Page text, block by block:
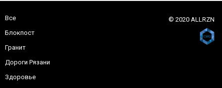
Все
Блокпост
Гранит
Дороги Рязани
Здоровье
© 2020 ALLRZN